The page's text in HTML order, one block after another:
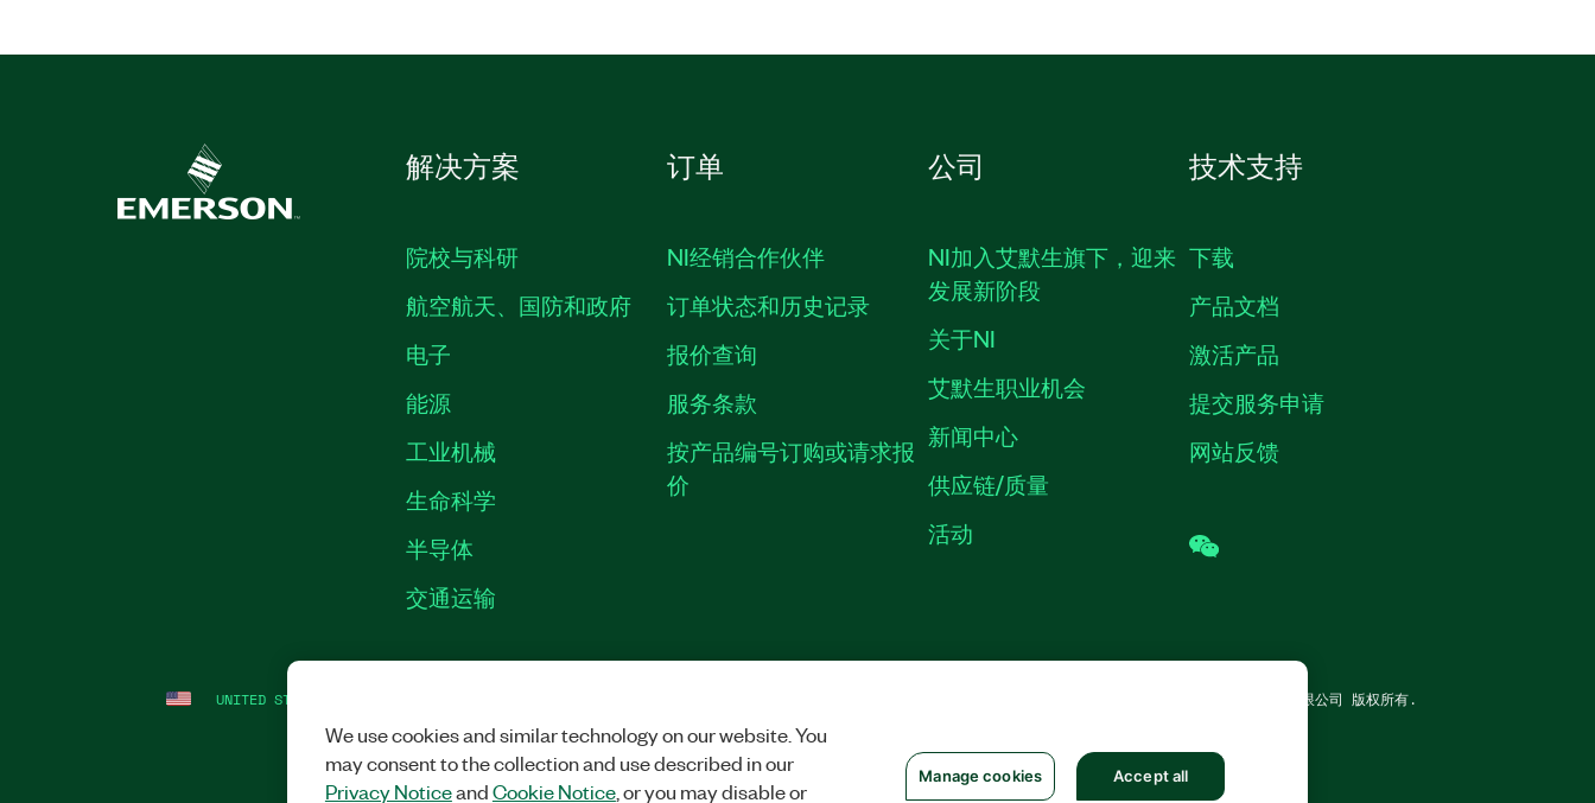
解决方案
院校与科研
航空航天、国防和政府
电子
能源
工业机械
生命科学
半导体
交通运输
订单
NI经销合作伙伴
订单状态和历史记录
报价查询
服务条款
按产品编号订购或请求报
价
公司
NI加入艾默生旗下，迎来
发展新阶段
关于NI
艾默生职业机会
新闻中心
供应链/质量
活动
技术支持
下载
产品文档
激活产品
提交服务申请
网站反馈
wechat
UNITED STATES
NATIONAL INSTRUMENTS CORP. 恩艾 (中国) 仪器有限公司 版权所有.
We use cookies and similar technology on our website. You
may consent to the collection and use described in our
Privacy NoticeandCookie Notice, or you may disable or
Manage cookies Accept all